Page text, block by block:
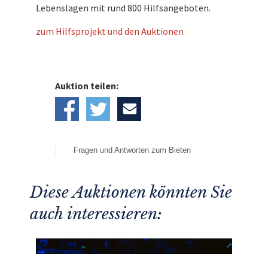
Lebenslagen mit rund 800 Hilfsangeboten.
zum Hilfsprojekt und den Auktionen
Auktion teilen:
Fragen und Antworten zum Bieten
Diese Auktionen könnten Sie
auch interessieren: